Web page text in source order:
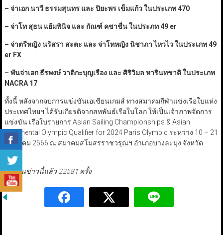
– จ่าเอก นาวี ธรรมสุนทร และ ปิยะพร เข็มแก้ว ในประเภท470
– จ่าโท สุธน แย้มพินิจ และ กัณฑ์ คชาชื่น ในประภท49 er
– จ่าตรีหญิง นริสรา สะตะ และ จ่าโทหญิง นิชาภา ไหวไว ในประเภท49
er FX
– พันจ่าเอก ธีรพงษ์ วาติกะบุญเรือง และ ศิริวิมล หารินทชาติ ในประเภท
NACRA 17
ทั้งนี้ หลังจากจบการแข่งขันเอเชียนเกมส์ ทางสมาคมกีฬาแข่งเรือใบแห่ง
ประเทศไทยฯ ได้รับเกียรติจากสหพันธ์เรือใบโลก ให้เป็นเจ้าภาพจัดการ
แข่งขัน เรือใบรายการ Asian Sailing Championships & Asian
Continental Olympic Qualifier for 2024 Paris Olympic ระหว่าง 10 – 21
ธันวาคม 2566 ณ สมาคมสโมสรราชวรุณฯ อำเภอบางละมุง จังหวัด
มีผู้อ่านข่าวนี้แล้ว 22581 ครั้ง